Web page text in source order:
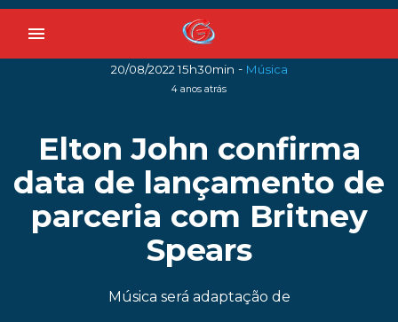
menu
20/08/2022 15h30min - Música
4 anos atrás
Elton John confirma
data de lançamento de
parceria com Britney
Spears
Música será adaptação de